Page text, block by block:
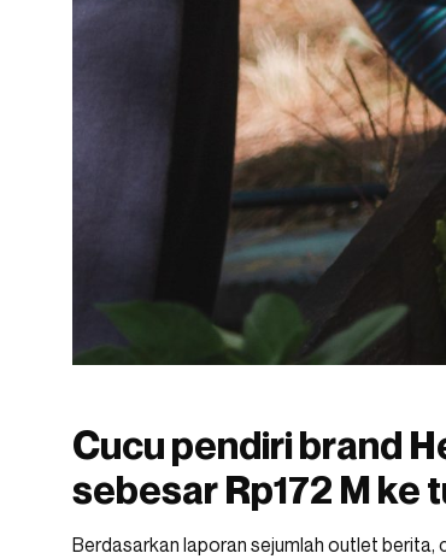
Cucu pendiri brand
sebesar Rp172 M ke
Berdasarkan laporan sejumlah outlet berita,